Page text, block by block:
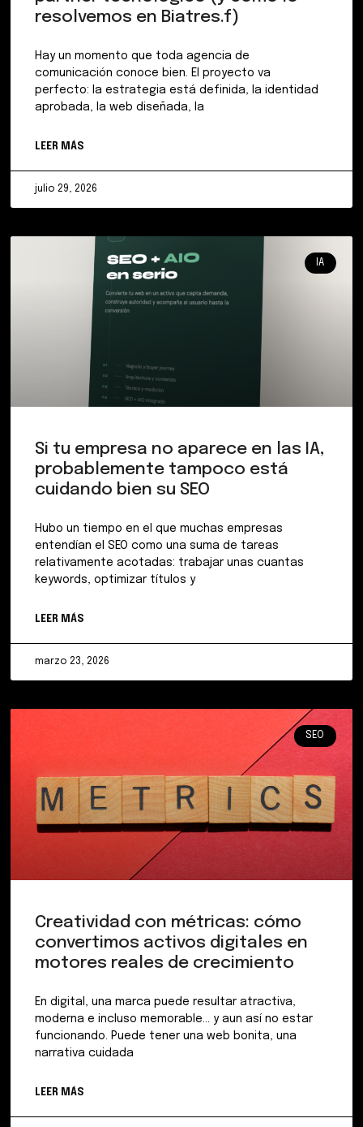
resolvemos en Biatres.f)
Hay un momento que toda agencia de
comunicación conoce bien. El proyecto va
perfecto: la estrategia está definida, la identidad
aprobada, la web diseñada, la
LEER MÁS
julio 29, 2026
IA
Si tu empresa no aparece en las IA,
probablemente tampoco está
cuidando bien su SEO
Hubo un tiempo en el que muchas empresas
entendían el SEO como una suma de tareas
relativamente acotadas: trabajar unas cuantas
keywords, optimizar títulos y
LEER MÁS
marzo 23, 2026
SEO
Creatividad con métricas: cómo
convertimos activos digitales en
motores reales de crecimiento
En digital, una marca puede resultar atractiva,
moderna e incluso memorable… y aun así no estar
funcionando. Puede tener una web bonita, una
narrativa cuidada
LEER MÁS